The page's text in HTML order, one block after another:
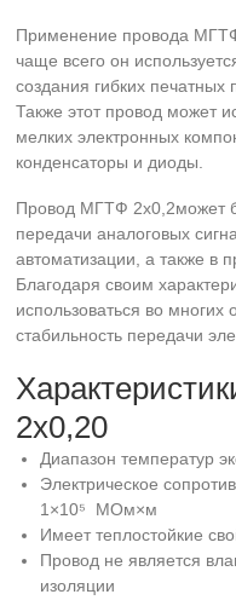
Применение провода
чаще всего он
создания гибких печатных
Также этот провод может
мелких электронных
конденсаторы и диоды.
Провод МГТФ 2х0,2может
передачи аналоговых
автоматизации, а также в
Благодаря своим
использоваться во многих
стабильность передачи
2х0,20
Диапазон температур
Электрическое
1×10⁵ МОм×м
Имеет теплостойкие
Провод не является
изоляции